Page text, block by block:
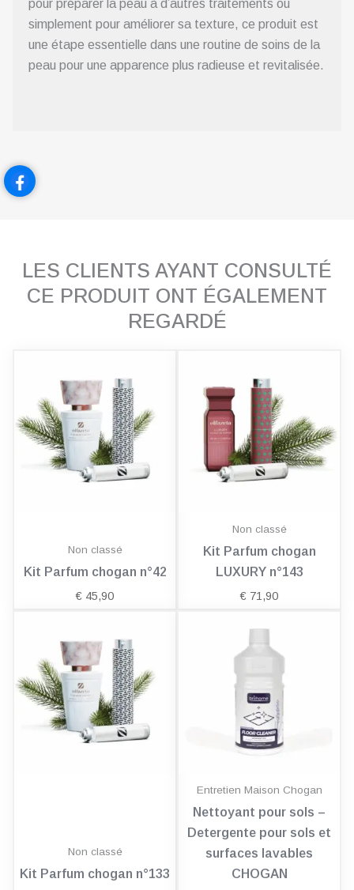
pour préparer la peau à d’autres traitements ou
simplement pour améliorer sa texture, ce produit est
une étape essentielle dans une routine de soins de la
peau pour une apparence plus radieuse et revitalisée.
LES CLIENTS AYANT CONSULTÉ
CE PRODUIT ONT ÉGALEMENT
REGARDÉ
Non classé
Kit Parfum chogan n°42
€ 45,90
Non classé
Kit Parfum chogan
LUXURY n°143
€ 71,90
Non classé
Kit Parfum chogan n°133
Entretien Maison Chogan
Nettoyant pour sols –
Detergente pour sols et
surfaces lavables
CHOGAN